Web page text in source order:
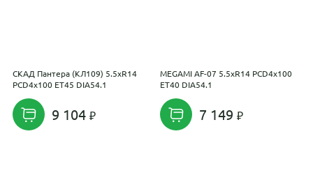
СКАД Пантера (КЛ109) 5.5xR14
PCD4x100 ET45 DIA54.1
9 104
MEGAMI AF-07 5.5xR14 PCD4x100
ET40 DIA54.1
7 149